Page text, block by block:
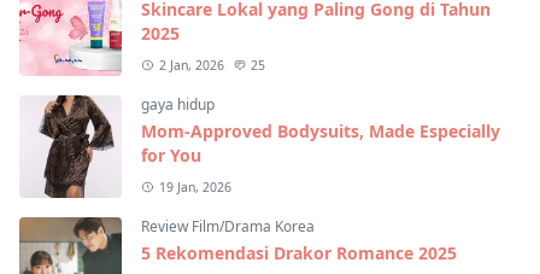
Skincare Lokal yang Paling Gong di Tahun
2025
2 Jan, 2026 25
gaya hidup
Mom-Approved Bodysuits, Made Especially
for You
19 Jan, 2026
Review Film/Drama Korea
5 Rekomendasi Drakor Romance 2025